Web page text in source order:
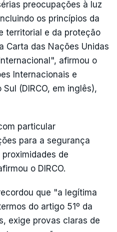
preocupações à luz
os princípios da
territorial e da proteção
Carta das Nações Unidas
afirmou o
Internacionais e
(DIRCO, em inglês),
particular
para a segurança
de
o DIRCO.
que "a legítima
do artigo 51º da
exige provas claras de